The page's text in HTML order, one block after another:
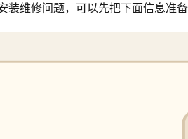
维修问题，可以先把下面信息准